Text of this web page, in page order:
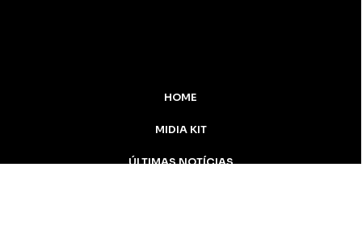
HOME
MIDIA KIT
ÚLTIMAS NOTÍCIAS